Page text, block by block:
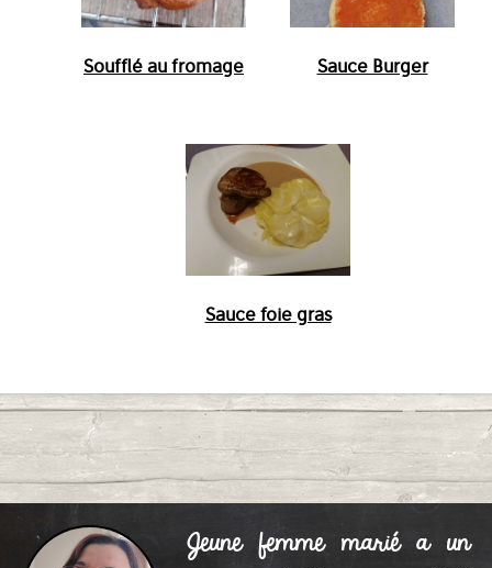
Soufflé au fromage Sauce Burger
Sauce foie gras
Jeune femme marié a un